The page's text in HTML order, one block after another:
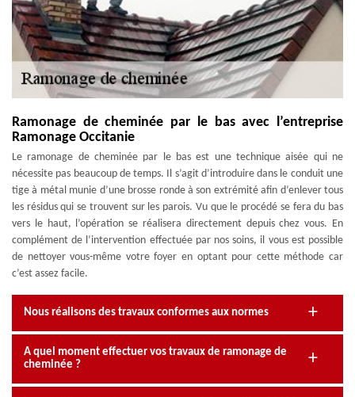
Ramonage de cheminée par le bas avec l’entreprise
Ramonage Occitanie
Le ramonage de cheminée par le bas est une technique aisée qui ne
nécessite pas beaucoup de temps. Il s’agit d’introduire dans le conduit une
tige à métal munie d’une brosse ronde à son extrémité afin d’enlever tous
les résidus qui se trouvent sur les parois. Vu que le procédé se fera du bas
vers le haut, l’opération se réalisera directement depuis chez vous. En
complément de l’intervention effectuée par nos soins, il vous est possible
de nettoyer vous-même votre foyer en optant pour cette méthode car
c’est assez facile.
Nous réalisons des travaux conformes aux normes
A quel moment effectuer vos travaux de ramonage de
cheminée ?